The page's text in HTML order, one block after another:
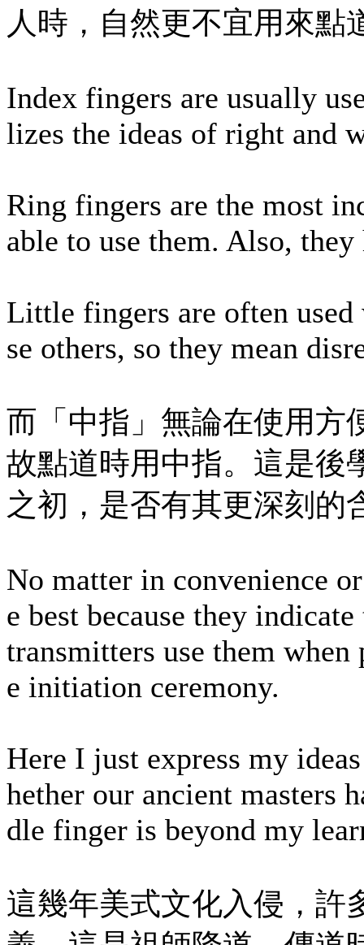
人時，自然更不宜用來點
Index fingers are usually
lizes the ideas of right and
Ring fingers are the most
able to use them. Also,
Little fingers are often
se others, so they mean
而「中指」無論在使用方
故點道時用中指。這是後
之初，是否有其更深刻的
No matter in convenience
e best because they
transmitters use them
e initiation ceremony.
Here I just express my
hether our ancient masters
dle finger is beyond my
這幾年美式文化入侵，許